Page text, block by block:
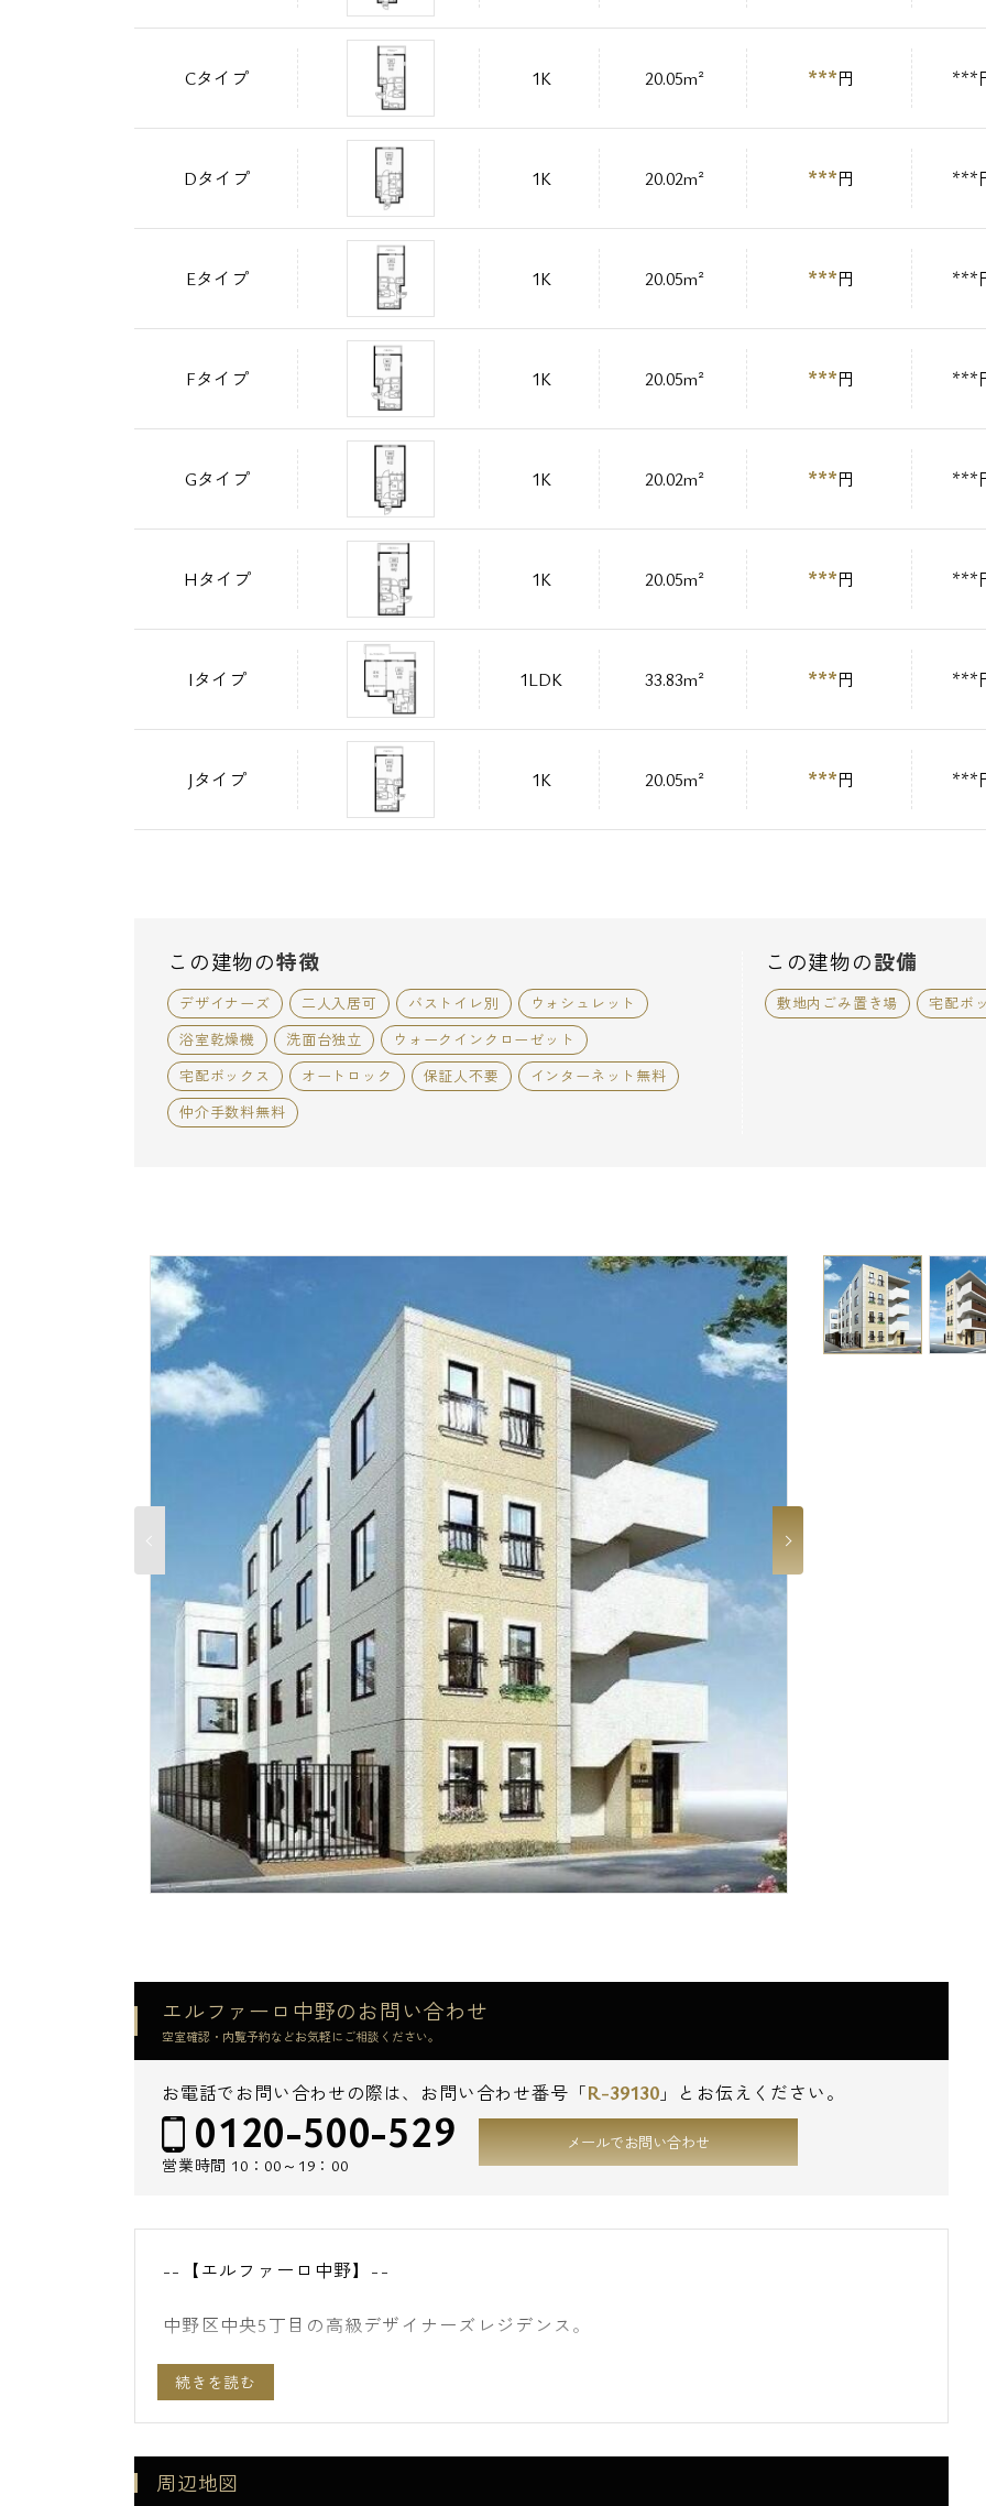
Cタイプ 1K 20.05m² ***円 ***
Dタイプ 1K 20.02m² ***円 ***
Eタイプ 1K 20.05m² ***円 ***
Fタイプ 1K 20.05m² ***円 ***
Gタイプ 1K 20.02m² ***円 ***
Hタイプ 1K 20.05m² ***円 ***
Iタイプ 1LDK 33.83m² ***円 ***
Jタイプ 1K 20.05m² ***円 ***
この建物の特徴
デザイナーズ 二人入居可 バストイレ別
ウォシュレット
浴室乾燥機
洗面台独立
ウォークインクローゼット
宅配ボックス
オートロック 保証人不要
インターネット無料
仲介手数料無料
この建物の設備
敷地内ごみ置き場 宅配ボ
エルファーロ中野のお問い合わせ
空室確認・内覧予約などお気軽にご相談ください。
お電話でお問い合わせの際は、お問い合わせ番号「R-39130 」とお伝えください。
0120-500-529
営業時間 10：00～19：00
メールでお問い合わせ
--【エルファーロ中野】--
中野区中央5丁目の高級デザイナーズレジデンス。
東京メトロ丸ノ内線・東高円寺駅から徒歩6分の立地に完成し、ひときわ目立つ真っ白で
清楚な地上4階建ての今流行の低層型外観フォルム。
スペイン風のデザインスタイルで真っ白な外壁に淡くどこか気持ちが和らぐ様なベージ
ュの外観が特徴的です。
周辺地図